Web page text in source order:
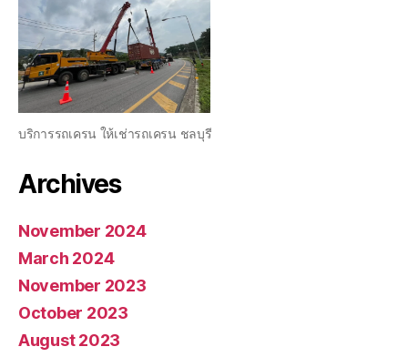
บริการรถเครน ให้เช่ารถเครน ชลบุรี
Archives
November 2024
March 2024
November 2023
October 2023
August 2023